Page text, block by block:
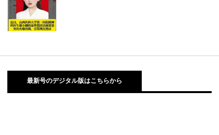
最新号のデジタル版はこちらから